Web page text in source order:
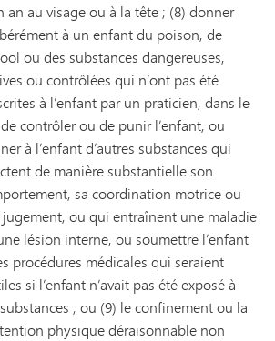
an au visage ou à la tête ; (8) donner
à un enfant du poison, de
ou des substances dangereuses,
ou contrôlées qui n’ont pas été
à l’enfant par un praticien, dans le
contrôler ou de punir l’enfant, ou
à l’enfant d’autres substances qui
de manière substantielle son
sa coordination motrice ou
jugement, ou qui entraînent une maladie
lésion interne, ou soumettre l’enfant
procédures médicales qui seraient
si l’enfant n’avait pas été exposé à
; ou (9) le confinement ou la
physique déraisonnable non